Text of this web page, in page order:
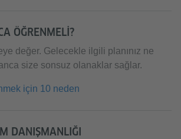
ÖĞRENMELI?
değer. Gelecekle ilgili planınız ne
size sonsuz olanaklar sağlar.
için 10 neden
DANIŞMANLIĞI